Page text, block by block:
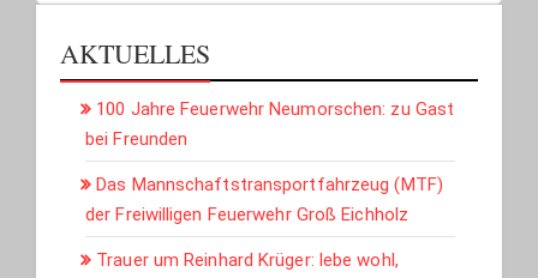
AKTUELLES
100 Jahre Feuerwehr Neumorschen: zu Gast
bei Freunden
Das Mannschaftstransportfahrzeug (MTF)
der Freiwilligen Feuerwehr Groß Eichholz
Trauer um Reinhard Krüger: lebe wohl,